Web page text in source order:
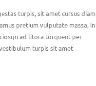
turpis, sit amet cursus diam
pretium vulputate massa, in
ad litora torquent per
turpis sit amet